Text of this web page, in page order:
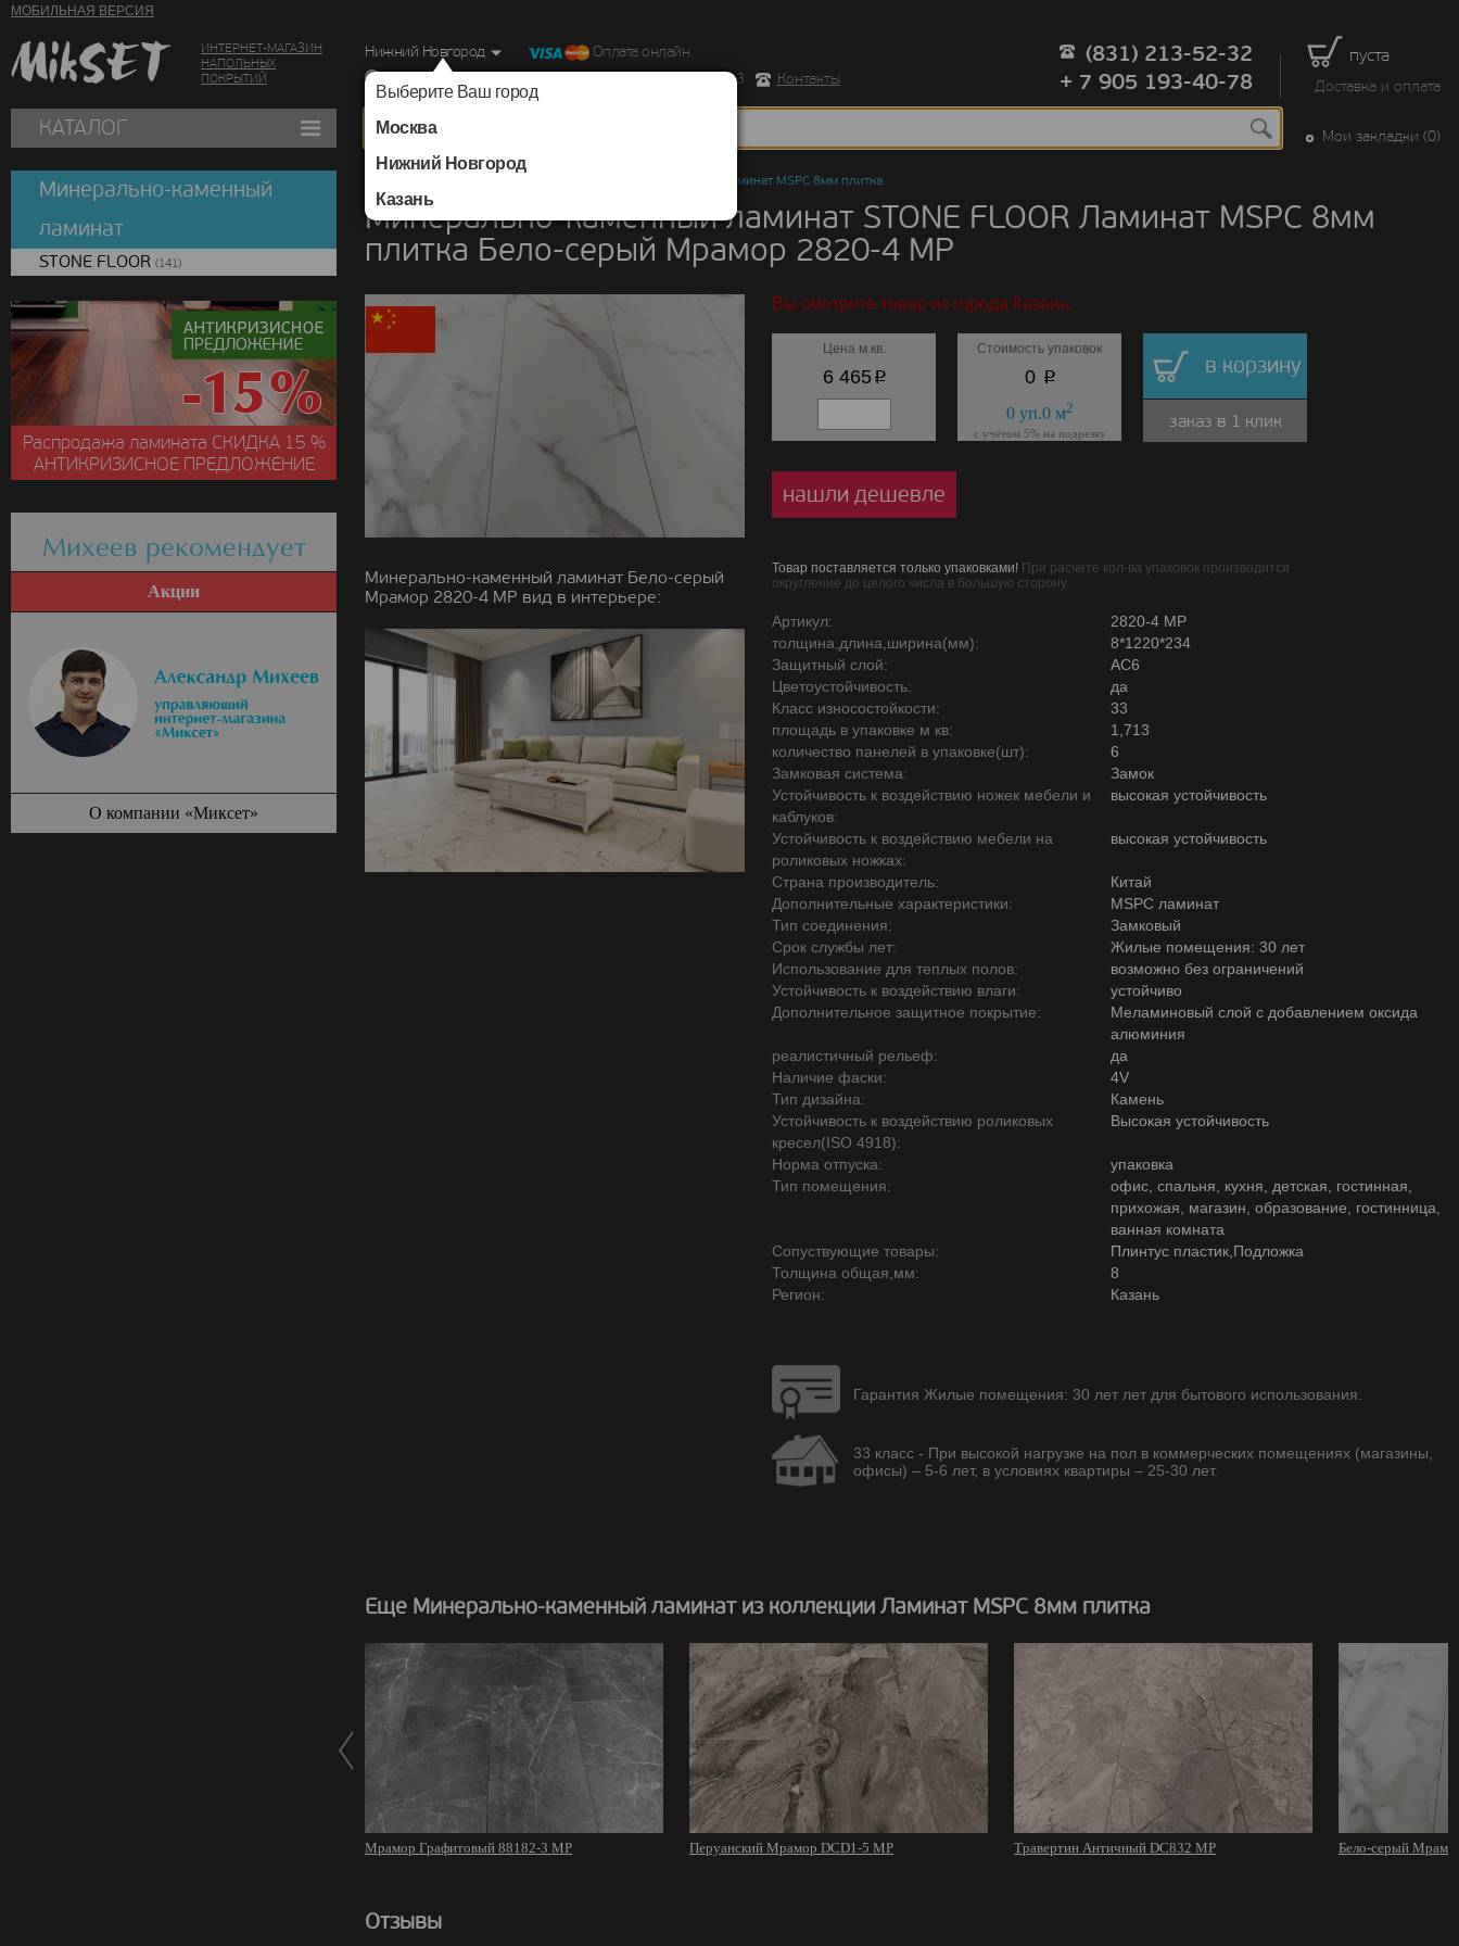
МОБИЛЬНАЯ ВЕРСИЯ
ИНТЕРНЕТ-МАГАЗИН
НАПОЛЬНЫХ
ПОКРЫТИЙ
пуста
Доставка и оплата
Нижний Новгород
Выберите Ваш город
Москва
Нижний Новгород
Казань
Оплата онлайн
г. Нижний Новгород, Ул. Республиканская д.43 корпус 3
Контакты
(831) 213-52-32
+ 7 905 193-40-78
КАТАЛОГ Мои закладки (0)
Ламинат MSPC 8мм плитка
Минерально-каменный ламинат STONE FLOOR Ламинат MSPC 8мм
плитка Бело-серый Мрамор 2820-4 MP
Минерально-каменный ламинат Бело-серый
Мрамор 2820-4 MP вид в интерьере:
Вы смотрите товар из города Казань.
Цена м.кв.
6 465p
Стоимость упаковок
0 p
0уп.0м2
с учётом 5% на подрезку
в корзину
заказ в 1 клик
нашли дешевле
Товар поставляется только упаковками! При расчете кол-ва упаковок производится
округление до целого числа в большую сторону.
Артикул:
2820-4 MP
толщина,длина,ширина(мм):
8*1220*234
Защитный слой:
AC6
Цветоустойчивость:
да
Класс износостойкости:
33
площадь в упаковке м кв:
1,713
количество панелей в упаковке(шт):
6
Замковая система:
Замок
Устойчивость к воздействию ножек мебели и
каблуков:
высокая устойчивость
Устойчивость к воздействию мебели на
роликовых ножках:
высокая устойчивость
Страна производитель:
Китай
Дополнительные характеристики:
MSPC ламинат
Тип соединения:
Замковый
Срок службы лет:
Жилые помещения: 30 лет
Использование для теплых полов:
возможно без ограничений
Устойчивость к воздействию влаги:
устойчиво
Дополнительное защитное покрытие:
Меламиновый слой с добавлением оксида
алюминия
реалистичный рельеф:
да
Наличие фаски:
4V
Тип дизайна:
Камень
Устойчивость к воздействию роликовых
кресел(ISO 4918):
Высокая устойчивость
Норма отпуска:
упаковка
Тип помещения:
офис, спальня, кухня, детская, гостинная,
прихожая, магазин, образование, гостинница,
ванная комната
Сопуствующие товары:
Плинтус пластик,Подложка
Толщина общая,мм:
8
Регион:
Казань
Гарантия Жилые помещения: 30 лет лет для бытового использования.
33 класс - При высокой нагрузке на пол в коммерческих помещениях (магазины,
офисы) – 5-6 лет, в условиях квартиры – 25-30 лет.
Еще Минерально-каменный ламинат из коллекции Ламинат MSPC 8мм плитка
Мрамор Графитовый 88182-3 MP Перуанский Мрамор DCD1-5 MP Травертин Античный DC832 MP Бело-серый
Отзывы
Минерально-каменный
ламинат
STONE FLOOR (141)
Распродажа ламината СКИДКА15 %
АНТИКРИЗИСНОЕ ПРЕДЛОЖЕНИЕ
Михеев рекомендует
Акции
О компании «Миксет»